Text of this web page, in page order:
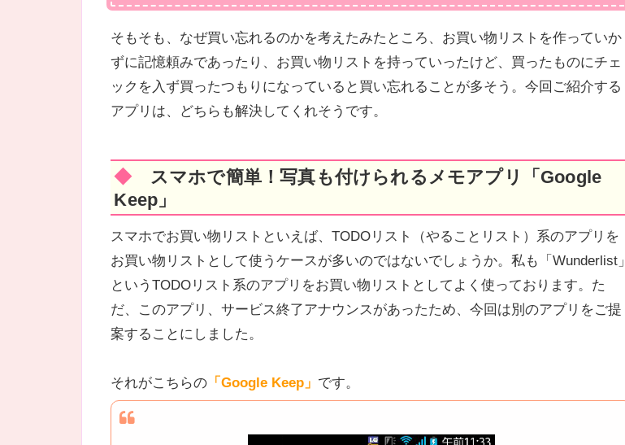
そもそも、なぜ買い忘れるのかを考えたみたところ、お買い物リストを作っていか
ずに記憶頼みであったり、お買い物リストを持っていったけど、買ったものにチェ
ックを入ず買ったつもりになっていると買い忘れることが多そう。今回ご紹介する
アプリは、どちらも解決してくれそうです。
◆ スマホで簡単！写真も付けられるメモアプリ「Google
Keep」
スマホでお買い物リストといえば、TODOリスト（やることリスト）系のアプリを
お買い物リストとして使うケースが多いのではないでしょうか。私も「Wunderlist」
というTODOリスト系のアプリをお買い物リストとしてよく使っております。た
だ、このアプリ、サービス終了アナウンスがあったため、今回は別のアプリをご提
案することにしました。
それがこちらの 「Google Keep」 です。